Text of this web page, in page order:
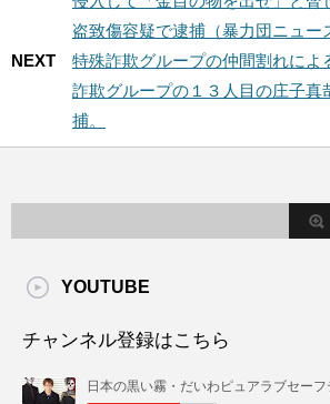
盗致傷容疑で逮捕（暴力団ニュー
NEXT
特殊詐欺グループの仲間割れによ
詐欺グループの１３人目の庄子真
捕。
YOUTUBE
チャンネル登録はこちら